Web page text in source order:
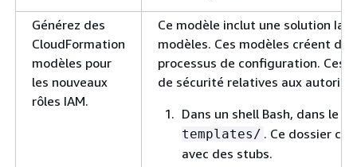
Générez des
CloudFormation
modèles pour
les nouveaux
rôles IAM.
Ce modèle inclut une solution
modèles. Ces modèles créent
processus de configuration. Ces
de sécurité relatives aux
Dans un shell Bash, dans le
templates/ . Ce dossier
avec des stubs.